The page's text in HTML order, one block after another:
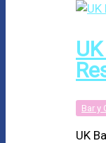
Bar y
UK